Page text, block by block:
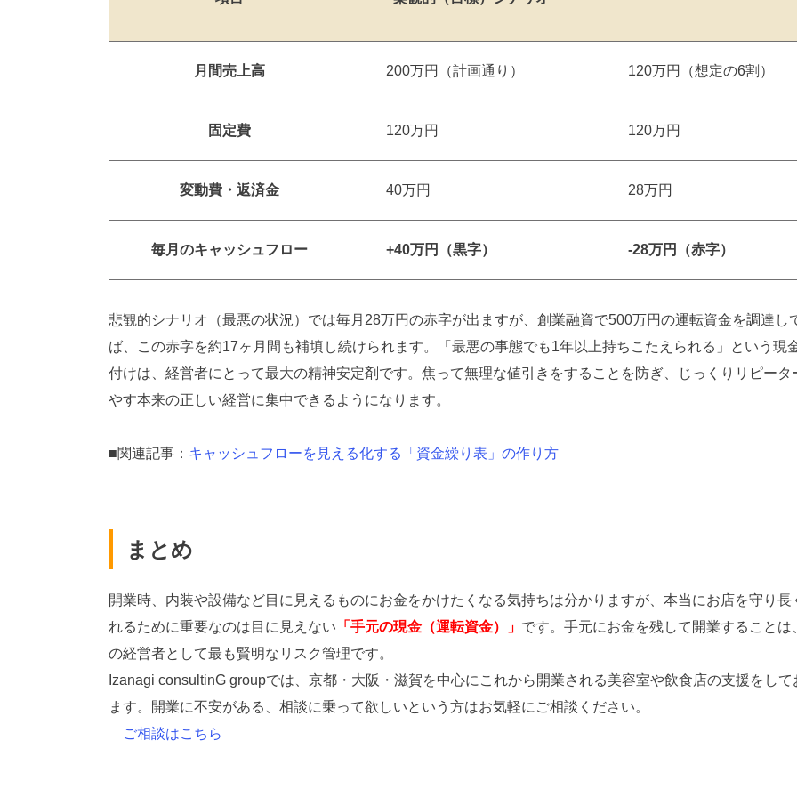
月間売上高 200万円（計画通り） 120万円（想定の6割）
固定費 120万円 120万円
変動費・返済金 40万円 28万円
毎月のキャッシュフロー +40万円（黒字） -28万円（赤字）
悲観的シナリオ（最悪の状況）では毎月28万円の赤字が出ますが、創業融資で500万円の運転資金を調達し
ば、この赤字を約17ヶ月間も補填し続けられます。「最悪の事態でも1年以上持ちこたえられる」という現
付けは、経営者にとって最大の精神安定剤です。焦って無理な値引きをすることを防ぎ、じっくりリピータ
やす本来の正しい経営に集中できるようになります。
■関連記事： キャッシュフローを見える化する「資金繰り表」の作り方
まとめ
開業時、内装や設備など目に見えるものにお金をかけたくなる気持ちは分かりますが、本当にお店を守り長
れるために重要なのは目に見えない 「手元の現金（運転資金）」 です。手元にお金を残して開業することは
の経営者として最も賢明なリスク管理です。
Izanagi consultinG groupでは、京都・大阪・滋賀を中心にこれから開業される美容室や飲食店の支援をして
ます。開業に不安がある、相談に乗って欲しいという方はお気軽にご相談ください。
ご相談はこちら